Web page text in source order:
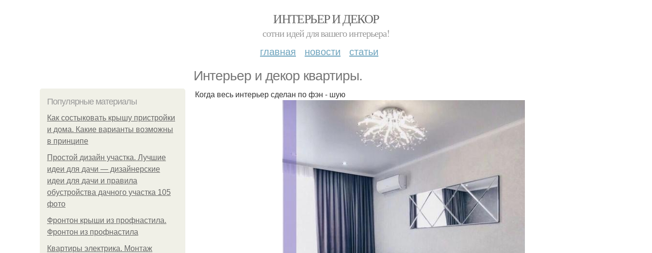
ИНТЕРЬЕР И ДЕКОР
сотни идей для вашего интерьера!
главная новости статьи
Интерьер и декор квартиры.
Популярные материалы
Как состыковать крышу пристройки
и дома. Какие варианты возможны
в принципе
Простой дизайн участка. Лучшие
идеи для дачи — дизайнерские
идеи для дачи и правила
обустройства дачного участка 105
фото
Фронтон крыши из профнастила.
Фронтон из профнастила
Квартиры электрика. Монтаж
Когда весь интерьер сделан по фэн - шую